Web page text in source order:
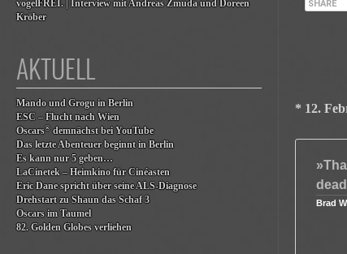
vogelFREI. | Interview mit Andreas Zmuda und Doreen
Kröber
AKTUELL
Mando und Grogu in Berlin
ESC – Flucht nach Wien
Oscars®demnächst bei YouTube
Das letzte Abenteuer beginnt in Berlin
Es kann nur 5 geben…
LaCinetek – Heimkino für Cinéasten
Eric Dane spricht über seine ALS-Diagnose
Drehstart zu Shaun das Schaf 3
Oscars im Taumel
82. Golden Globes verliehen
* 12.
Brad